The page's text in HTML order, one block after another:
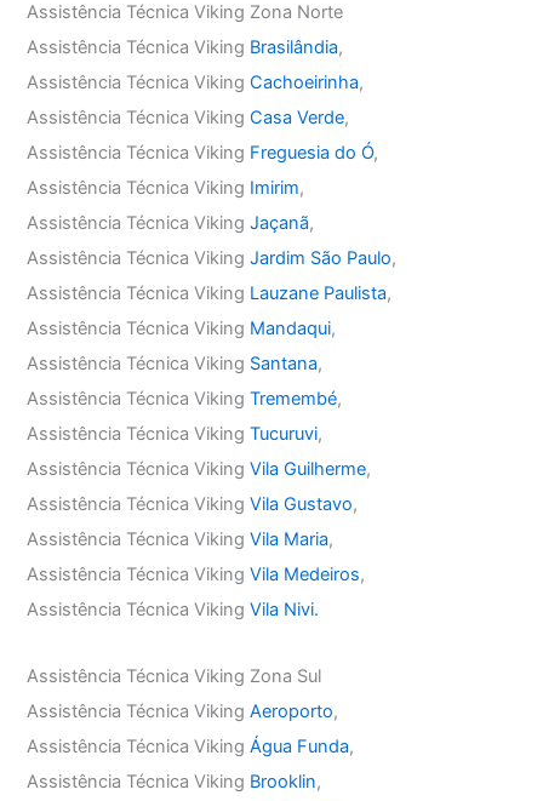
Assistência Técnica Viking Zona Norte
Assistência Técnica Viking Brasilândia,
Assistência Técnica VikingCachoeirinha,
Assistência Técnica VikingCasa Verde,
Assistência Técnica Viking Freguesia do Ó,
Assistência Técnica Viking Imirim,
Assistência Técnica VikingJaçanã,
Assistência Técnica VikingJardim São Paulo,
Assistência Técnica Viking Lauzane Paulista,
Assistência Técnica Viking Mandaqui,
Assistência Técnica Viking Santana,
Assistência Técnica VikingTremembé,
Assistência Técnica VikingTucuruvi,
Assistência Técnica VikingVila Guilherme,
Assistência Técnica VikingVila Gustavo,
Assistência Técnica VikingVila Maria,
Assistência Técnica VikingVila Medeiros,
Assistência Técnica VikingVila Nivi.
Assistência Técnica Viking Zona Sul
Assistência Técnica VikingAeroporto,
Assistência Técnica VikingÁgua Funda,
Assistência Técnica Viking Brooklin,